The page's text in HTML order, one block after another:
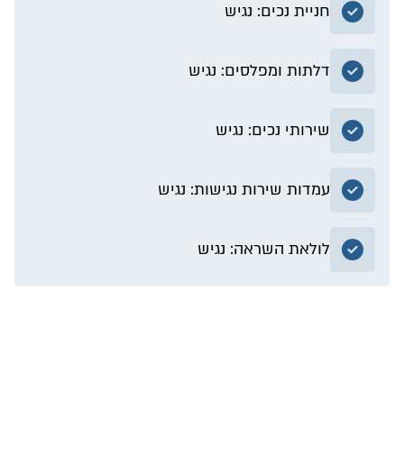
חניית נכים: נגיש
דלתות ומפלסים: נגיש
שירותי נכים: נגיש
עמדות שירות נגישות: נגיש
לולאת השראה: נגיש